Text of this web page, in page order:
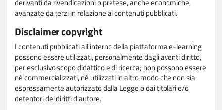
derivanti da rivendicazioni o pretese, anche economiche,
avanzate da terzi in relazione ai contenuti pubblicati.
Disclaimer copyright
I contenuti pubblicati all'interno della piattaforma e-learning
possono essere utilizzati, personalmente dagli aventi diritto,
per esclusivo scopo didattico e di ricerca; non possono essere
né commercializzati, né utilizzati in altro modo che non sia
espressamente autorizzato dalla Legge o dai titolari e/o
detentori dei diritti d'autore.